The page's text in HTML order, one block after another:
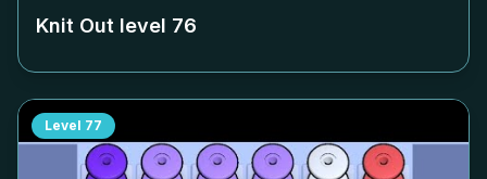
Knit Out level 76
Level 77